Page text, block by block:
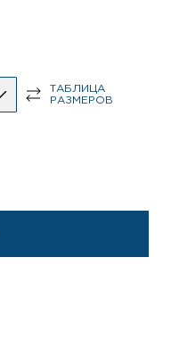
ТАБЛИЦА
РАЗМЕРОВ